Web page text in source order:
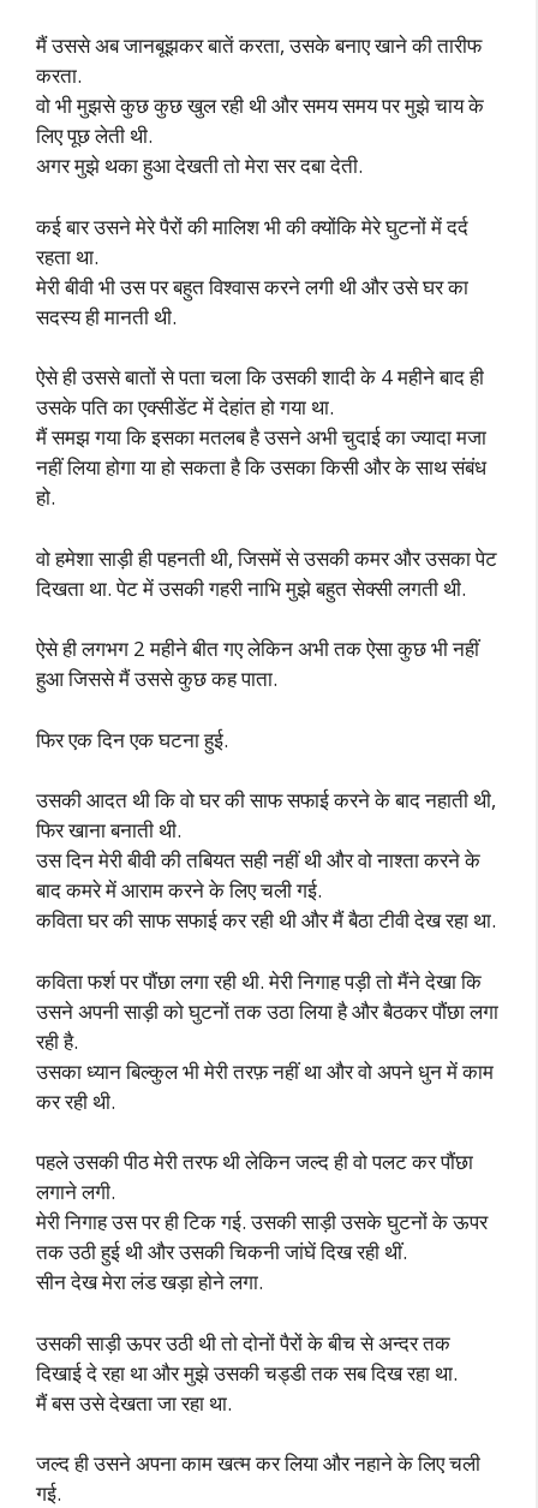
मैं उससे अब जानबूझकर बातें करता, उसके बनाए खाने की तारीफ
करता.
वो भी मुझसे कुछ कुछ खुल रही थी और समय समय पर मुझे चाय के
लिए पूछ लेती थी.
अगर मुझे थका हुआ देखती तो मेरा सर दबा देती.
कई बार उसने मेरे पैरों की मालिश भी की क्योंकि मेरे घुटनों में दर्द
रहता था.
मेरी बीवी भी उस पर बहुत विश्वास करने लगी थी और उसे घर का
सदस्य ही मानती थी.
ऐसे ही उससे बातों से पता चला कि उसकी शादी के 4 महीने बाद ही
उसके पति का एक्सीडेंट में देहांत हो गया था.
मैं समझ गया कि इसका मतलब है उसने अभी चुदाई का ज्यादा मजा
नहीं लिया होगा या हो सकता है कि उसका किसी और के साथ संबंध
हो.
वो हमेशा साड़ी ही पहनती थी, जिसमें से उसकी कमर और उसका पेट
दिखता था. पेट में उसकी गहरी नाभि मुझे बहुत सेक्सी लगती थी.
ऐसे ही लगभग 2 महीने बीत गए लेकिन अभी तक ऐसा कुछ भी नहीं
हुआ जिससे मैं उससे कुछ कह पाता.
फिर एक दिन एक घटना हुई.
उसकी आदत थी कि वो घर की साफ सफाई करने के बाद नहाती थी,
फिर खाना बनाती थी.
उस दिन मेरी बीवी की तबियत सही नहीं थी और वो नाश्ता करने के
बाद कमरे में आराम करने के लिए चली गई.
कविता घर की साफ सफाई कर रही थी और मैं बैठा टीवी देख रहा था.
कविता फर्श पर पौंछा लगा रही थी. मेरी निगाह पड़ी तो मैंने देखा कि
उसने अपनी साड़ी को घुटनों तक उठा लिया है और बैठकर पौंछा लगा
रही है.
उसका ध्यान बिल्कुल भी मेरी तरफ़ नहीं था और वो अपने धुन में काम
कर रही थी.
पहले उसकी पीठ मेरी तरफ थी लेकिन जल्द ही वो पलट कर पौंछा
लगाने लगी.
मेरी निगाह उस पर ही टिक गई. उसकी साड़ी उसके घुटनों के ऊपर
तक उठी हुई थी और उसकी चिकनी जांघें दिख रही थीं.
सीन देख मेरा लंड खड़ा होने लगा.
उसकी साड़ी ऊपर उठी थी तो दोनों पैरों के बीच से अन्दर तक
दिखाई दे रहा था और मुझे उसकी चड्डी तक सब दिख रहा था.
मैं बस उसे देखता जा रहा था.
जल्द ही उसने अपना काम खत्म कर लिया और नहाने के लिए चली
गई.